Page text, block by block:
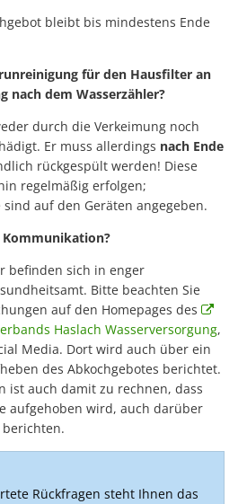
bleibt bis mindestens Ende
für den Hausfilter an
nach dem Wasserzähler?
durch die Verkeimung noch
Er muss allerdings nach Ende
rückgespült werden! Diese
regelmäßig erfolgen;
auf den Geräten angegeben.
befinden sich in enger
Bitte beachten Sie
auf den Homepages des
Haslach Wasserversorgung,
Media. Dort wird auch über ein
des Abkochgebotes berichtet.
ist auch damit zu rechnen, dass
aufgehoben wird, auch darüber
Rückfragen steht Ihnen das